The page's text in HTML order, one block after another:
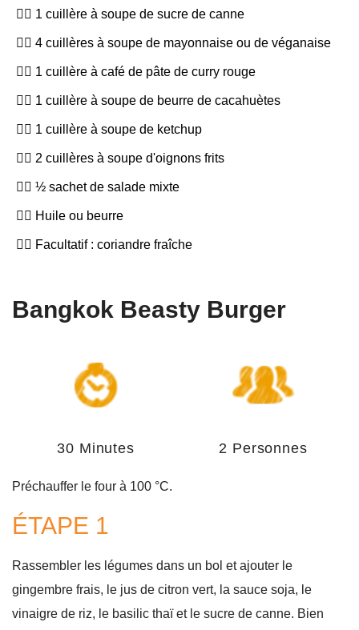
1 cuillère à soupe de sucre de canne
4 cuillères à soupe de mayonnaise ou de véganaise
1 cuillère à café de pâte de curry rouge
1 cuillère à soupe de beurre de cacahuètes
1 cuillère à soupe de ketchup
2 cuillères à soupe d'oignons frits
½ sachet de salade mixte
Huile ou beurre
Facultatif : coriandre fraîche
Bangkok Beasty Burger
30 Minutes 2 Personnes
Préchauffer le four à 100 °C.
ÉTAPE 1
Rassembler les légumes dans un bol et ajouter le
gingembre frais, le jus de citron vert, la sauce soja, le
vinaigre de riz, le basilic thaï et le sucre de canne. Bien